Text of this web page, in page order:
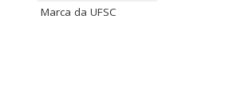
Marca da UFSC